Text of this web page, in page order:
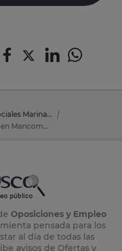
Ofertas en Mancomunidad Servicios Sociales Marina Alta Ondara
Oposiciones de Auxiliar administrativo en Mancomunidad Servicios Sociales Marina Alta Ondara (Alicante)
Oposiciones y Empleo
pensada para los
al día de todas las
avisos de Ofertas y